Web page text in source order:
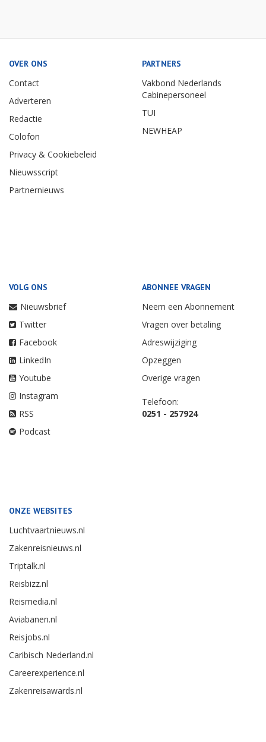
OVER ONS
Contact
Adverteren
Redactie
Colofon
Privacy & Cookiebeleid
Nieuwsscript
Partnernieuws
PARTNERS
Vakbond Nederlands
Cabinepersoneel
TUI
NEWHEAP
VOLG ONS
Nieuwsbrief
Twitter
Facebook
LinkedIn
Youtube
Instagram
RSS
Podcast
ABONNEE VRAGEN
Neem een Abonnement
Vragen over betaling
Adreswijziging
Opzeggen
Overige vragen
Telefoon:
0251 - 257924
ONZE WEBSITES
Luchtvaartnieuws.nl
Zakenreisnieuws.nl
Triptalk.nl
Reisbizz.nl
Reismedia.nl
Aviabanen.nl
Reisjobs.nl
Caribisch Nederland.nl
Careerexperience.nl
Zakenreisawards.nl